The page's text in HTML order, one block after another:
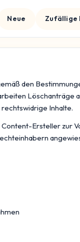
Neue Zufällige
den
Inhalte.
Ersteller zur